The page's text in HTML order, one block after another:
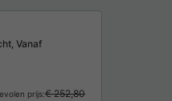
Vanaf
prijs:€ 252,80